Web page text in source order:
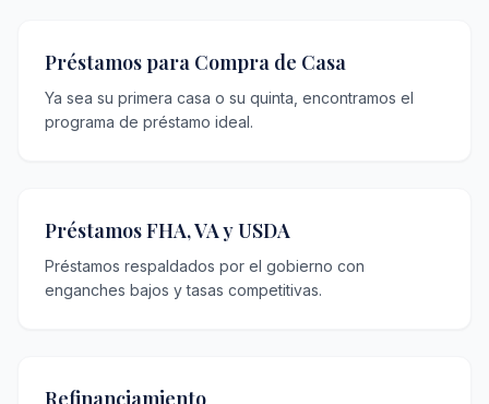
Préstamos para Compra de Casa
Ya sea su primera casa o su quinta, encontramos el
programa de préstamo ideal.
Préstamos FHA, VA y USDA
Préstamos respaldados por el gobierno con
enganches bajos y tasas competitivas.
Refinanciamiento